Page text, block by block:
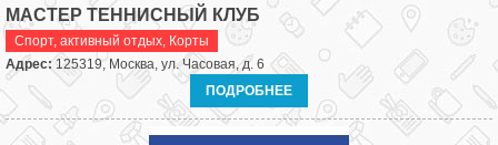
МАСТЕР ТЕННИСНЫЙ КЛУБ
Спорт, активный отдых, Корты
Адрес:125319, Москва, ул. Часовая, д. 6
ПОДРОБНЕЕ